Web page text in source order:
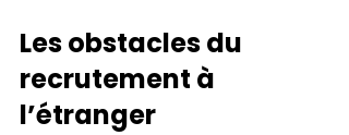
Les obstacles du
recrutement à
l’étranger